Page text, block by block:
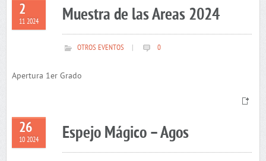
2
11 2024 Muestra de las Areas 2024
OTROS EVENTOS 0
Apertura 1er Grado
26
10 2024 Espejo Mágico – Agos